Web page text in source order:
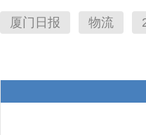
厦门日报 物流